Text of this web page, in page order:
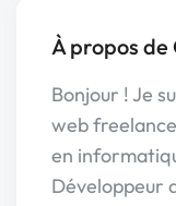
À propos de
Bonjour ! Je
web
en
Développeur